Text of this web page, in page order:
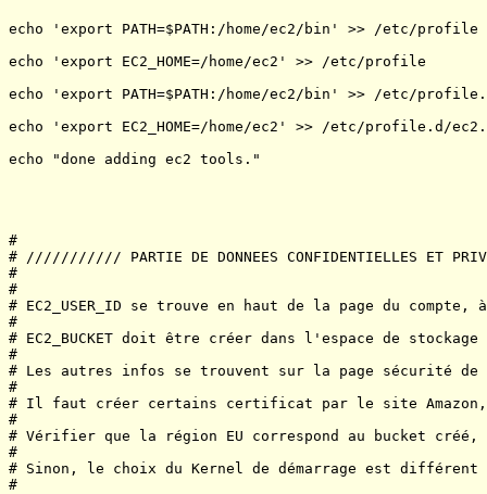
echo 'export PATH=$PATH:/home/ec2/bin' >> /etc/profile
echo 'export EC2_HOME=/home/ec2' >> /etc/profile
echo 'export PATH=$PATH:/home/ec2/bin' >> /etc/
echo 'export EC2_HOME=/home/ec2' >> /etc/profile.d/
echo "done adding ec2 tools."
#
# /////////// PARTIE DE DONNEES CONFIDENTIELLES ET
#
#
# EC2_USER_ID se trouve en haut de la page du
#
# EC2_BUCKET doit être créer dans l'espace de
#
# Les autres infos se trouvent sur la page sécurité de
#
# Il faut créer certains certificat par le site
#
# Vérifier que la région EU correspond au bucket
#
# Sinon, le choix du Kernel de démarrage est différent
#